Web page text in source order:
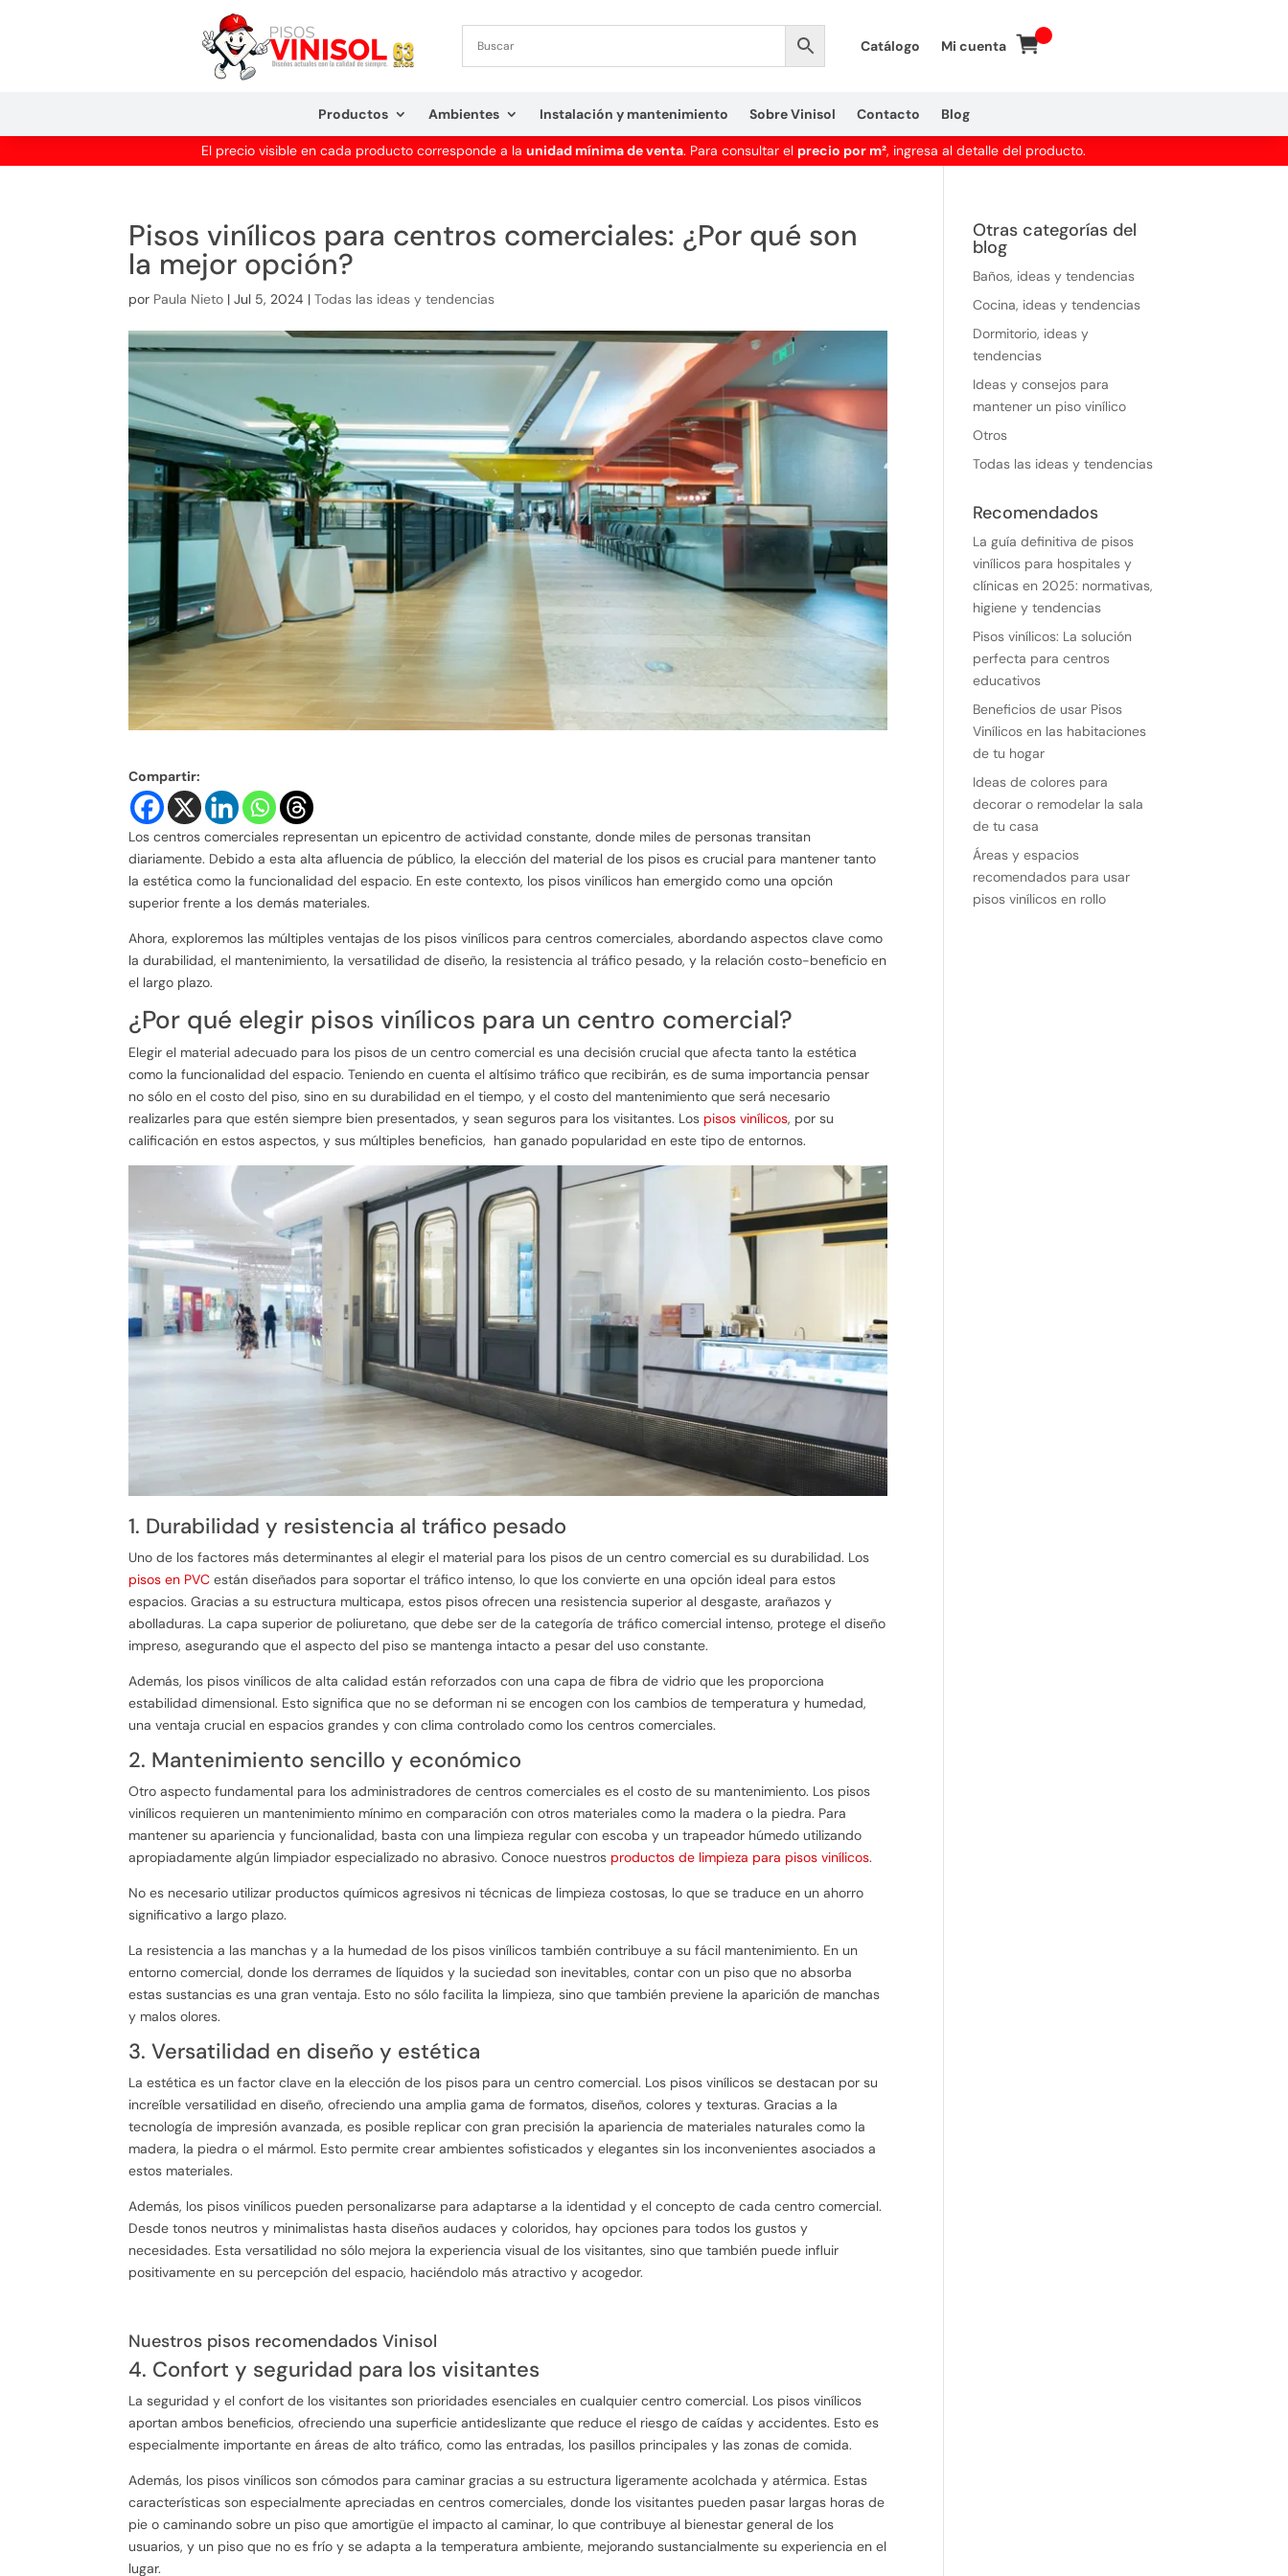
Catálogo Mi cuenta
Productos Ambientes Instalación y mantenimiento Sobre Vinisol Contacto Blog
El precio visible en cada producto corresponde a launidad mínima de venta. Para consultar el precio por m², ingresa al detalle del producto.
Pisos vinílicos para centros comerciales: ¿Por qué son
la mejor opción?
por Paula Nieto |Jul 5, 2024 |Todas las ideas y tendencias
Compartir:
Los centros comerciales representan un epicentro de actividad constante, donde miles de personas transitan
diariamente. Debido a esta alta afluencia de público, la elección del material de los pisos es crucial para mantener tanto
la estética como la funcionalidad del espacio. En este contexto, los pisos vinílicos han emergido como una opción
superior frente a los demás materiales.
Ahora, exploremos las múltiples ventajas de los pisos vinílicos para centros comerciales, abordando aspectos clave como
la durabilidad, el mantenimiento, la versatilidad de diseño, la resistencia al tráfico pesado, y la relación costo-beneficio en
el largo plazo.
¿Por qué elegir pisos vinílicos para un centro comercial?
Elegir el material adecuado para los pisos de un centro comercial es una decisión crucial que afecta tanto la estética
como la funcionalidad del espacio. Teniendo en cuenta el altísimo tráfico que recibirán, es de suma importancia pensar
no sólo en el costo del piso, sino en su durabilidad en el tiempo, y el costo del mantenimiento que será necesario
realizarles para que estén siempre bien presentados, y sean seguros para los visitantes. Los pisos vinílicos, por su
calificación en estos aspectos, y sus múltiples beneficios, han ganado popularidad en este tipo de entornos.
1. Durabilidad y resistencia al tráfico pesado
Uno de los factores más determinantes al elegir el material para los pisos de un centro comercial es su durabilidad. Los
pisos en PVC están diseñados para soportar el tráfico intenso, lo que los convierte en una opción ideal para estos
espacios. Gracias a su estructura multicapa, estos pisos ofrecen una resistencia superior al desgaste, arañazos y
abolladuras. La capa superior de poliuretano, que debe ser de la categoría de tráfico comercial intenso, protege el diseño
impreso, asegurando que el aspecto del piso se mantenga intacto a pesar del uso constante.
Además, los pisos vinílicos de alta calidad están reforzados con una capa de fibra de vidrio que les proporciona
estabilidad dimensional. Esto significa que no se deforman ni se encogen con los cambios de temperatura y humedad,
una ventaja crucial en espacios grandes y con clima controlado como los centros comerciales.
2. Mantenimiento sencillo y económico
Otro aspecto fundamental para los administradores de centros comerciales es el costo de su mantenimiento. Los pisos
vinílicos requieren un mantenimiento mínimo en comparación con otros materiales como la madera o la piedra. Para
mantener su apariencia y funcionalidad, basta con una limpieza regular con escoba y un trapeador húmedo utilizando
apropiadamente algún limpiador especializado no abrasivo. Conoce nuestros productos de limpieza para pisos vinílicos.
No es necesario utilizar productos químicos agresivos ni técnicas de limpieza costosas, lo que se traduce en un ahorro
significativo a largo plazo.
La resistencia a las manchas y a la humedad de los pisos vinílicos también contribuye a su fácil mantenimiento. En un
entorno comercial, donde los derrames de líquidos y la suciedad son inevitables, contar con un piso que no absorba
estas sustancias es una gran ventaja. Esto no sólo facilita la limpieza, sino que también previene la aparición de manchas
y malos olores.
3. Versatilidad en diseño y estética
La estética es un factor clave en la elección de los pisos para un centro comercial. Los pisos vinílicos se destacan por su
increíble versatilidad en diseño, ofreciendo una amplia gama de formatos, diseños, colores y texturas. Gracias a la
tecnología de impresión avanzada, es posible replicar con gran precisión la apariencia de materiales naturales como la
madera, la piedra o el mármol. Esto permite crear ambientes sofisticados y elegantes sin los inconvenientes asociados a
estos materiales.
Además, los pisos vinílicos pueden personalizarse para adaptarse a la identidad y el concepto de cada centro comercial.
Desde tonos neutros y minimalistas hasta diseños audaces y coloridos, hay opciones para todos los gustos y
necesidades. Esta versatilidad no sólo mejora la experiencia visual de los visitantes, sino que también puede influir
positivamente en su percepción del espacio, haciéndolo más atractivo y acogedor.
Nuestros pisos recomendados Vinisol
4. Confort y seguridad para los visitantes
La seguridad y el confort de los visitantes son prioridades esenciales en cualquier centro comercial. Los pisos vinílicos
aportan ambos beneficios, ofreciendo una superficie antideslizante que reduce el riesgo de caídas y accidentes. Esto es
especialmente importante en áreas de alto tráfico, como las entradas, los pasillos principales y las zonas de comida.
Además, los pisos vinílicos son cómodos para caminar gracias a su estructura ligeramente acolchada y atérmica. Estas
características son especialmente apreciadas en centros comerciales, donde los visitantes pueden pasar largas horas de
pie o caminando sobre un piso que amortigüe el impacto al caminar, lo que contribuye al bienestar general de los
usuarios, y un piso que no es frío y se adapta a la temperatura ambiente, mejorando sustancialmente su experiencia en el
lugar.
Otras categorías del
blog
Baños, ideas y tendencias
Cocina, ideas y tendencias
Dormitorio, ideas y
tendencias
Ideas y consejos para
mantener un piso vinílico
Otros
Todas las ideas y tendencias
Recomendados
La guía definitiva de pisos
vinílicos para hospitales y
clínicas en 2025: normativas,
higiene y tendencias
Pisos vinílicos: La solución
perfecta para centros
educativos
Beneficios de usar Pisos
Vinílicos en las habitaciones
de tu hogar
Ideas de colores para
decorar o remodelar la sala
de tu casa
Áreas y espacios
recomendados para usar
pisos vinílicos en rollo